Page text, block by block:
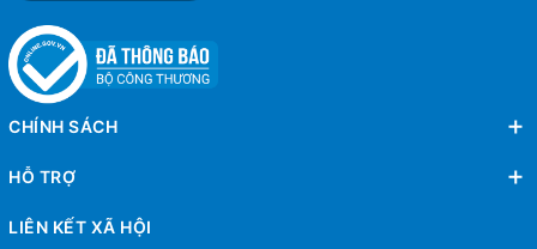
CHÍNH SÁCH
HỖ TRỢ
LIÊN KẾT XÃ HỘI